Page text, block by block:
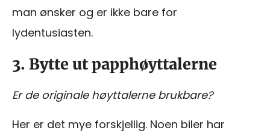
man ønsker og er ikke bare for
lydentusiasten.
3. Bytte ut papphøyttalerne
Er de originale høyttalerne brukbare?
Her er det mye forskjellig. Noen biler har